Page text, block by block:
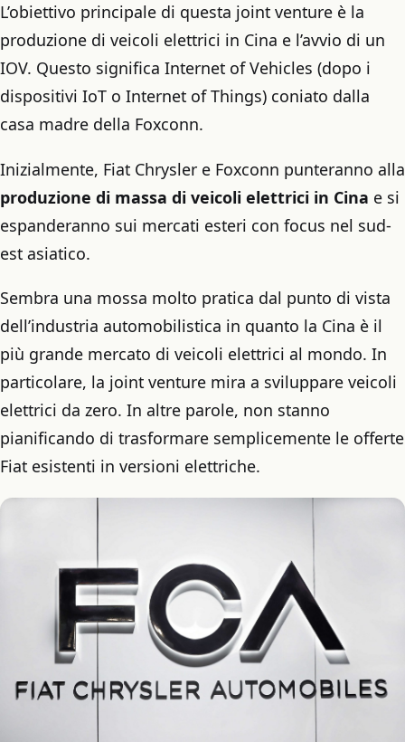
L’obiettivo principale di questa joint venture è la
produzione di veicoli elettrici in Cina e l’avvio di un
IOV. Questo significa Internet of Vehicles (dopo i
dispositivi IoT o Internet of Things) coniato dalla
casa madre della Foxconn.
Inizialmente, Fiat Chrysler e Foxconn punteranno alla
produzione di massa di veicoli elettrici in Cina e si
espanderanno sui mercati esteri con focus nel sud-
est asiatico.
Sembra una mossa molto pratica dal punto di vista
dell’industria automobilistica in quanto la Cina è il
più grande mercato di veicoli elettrici al mondo. In
particolare, la joint venture mira a sviluppare veicoli
elettrici da zero. In altre parole, non stanno
pianificando di trasformare semplicemente le offerte
Fiat esistenti in versioni elettriche.